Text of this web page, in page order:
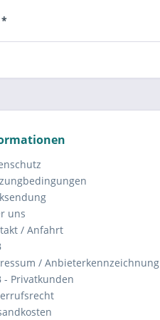
*
uns
/ Anfahrt
/ Anbieterkennzeichnung
- Privatkunden